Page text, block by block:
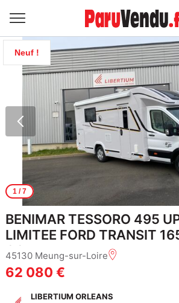
Neuf !
1/ 7
BENIMAR TESSORO 495
LIMITEE FORD TRANSIT
CC
45130 Meung-sur-Loire
62 080 €
LIBERTIUM ORLEANS